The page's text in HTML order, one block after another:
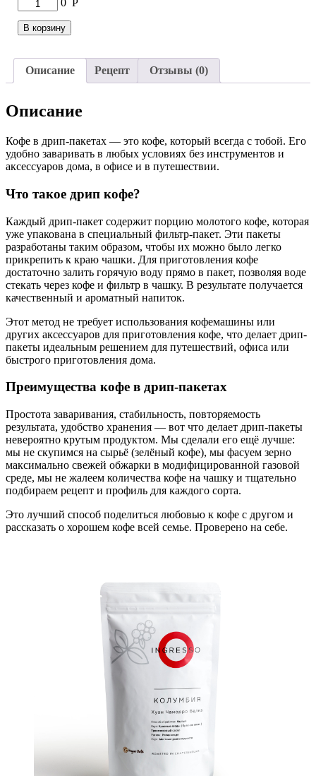
составляла
72 руб..
товара
Кофе
Чаморро
Велез
пакете
0 Р
В корзину
Описание Рецепт Отзывы (0)
Описание
Кофе в дрип-пакетах — это кофе, который всегда с тобой. Его
удобно заваривать в любых условиях без инструментов и
аксессуаров дома, в офисе и в путешествии.
Что такое дрип кофе?
Каждый дрип-пакет содержит порцию молотого кофе, которая
уже упакована в специальный фильтр-пакет. Эти пакеты
разработаны таким образом, чтобы их можно было легко
прикрепить к краю чашки. Для приготовления кофе
достаточно залить горячую воду прямо в пакет, позволяя воде
стекать через кофе и фильтр в чашку. В результате получается
качественный и ароматный напиток.
Этот метод не требует использования кофемашины или
других аксессуаров для приготовления кофе, что делает дрип-
пакеты идеальным решением для путешествий, офиса или
быстрого приготовления дома.
Преимущества кофе в дрип-пакетах
Простота заваривания, стабильность, повторяемость
результата, удобство хранения — вот что делает дрип-пакеты
невероятно крутым продуктом. Мы сделали его ещё лучше:
мы не скупимся на сырьё (зелёный кофе), мы фасуем зерно
максимально свежей обжарки в модифицированной газовой
среде, мы не жалеем количества кофе на чашку и тщательно
подбираем рецепт и профиль для каждого сорта.
Это лучший способ поделиться любовью к кофе с другом и
рассказать о хорошем кофе всей семье. Проверено на себе.